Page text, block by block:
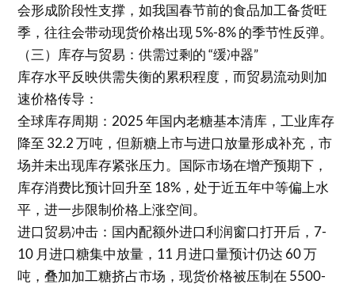
会形成阶段性支撑，如我国春节前的食品加工备货旺
季，往往会带动现货价格出现 5%-8% 的季节性反弹。
（三）库存与贸易：供需过剩的 “缓冲器”
库存水平反映供需失衡的累积程度，而贸易流动则加
速价格传导：
全球库存周期：2025 年国内老糖基本清库，工业库存
降至 32.2 万吨，但新糖上市与进口放量形成补充，市
场并未出现库存紧张压力。国际市场在增产预期下，
库存消费比预计回升至 18%，处于近五年中等偏上水
平，进一步限制价格上涨空间。
进口贸易冲击：国内配额外进口利润窗口打开后，7-
10 月进口糖集中放量，11 月进口量预计仍达 60 万
吨，叠加加工糖挤占市场，现货价格被压制在 5500-